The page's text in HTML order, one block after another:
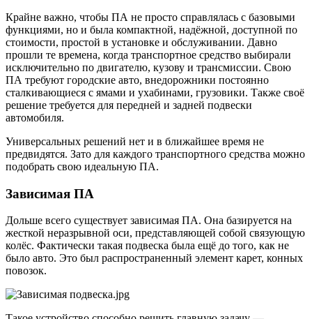
Крайне важно, чтобы ПА не просто справлялась с базовыми
функциями, но и была компактной, надёжной, доступной по
стоимости, простой в установке и обслуживании. Давно
прошли те времена, когда транспортное средство выбирали
исключительно по двигателю, кузову и трансмиссии. Свою
ПА требуют городские авто, внедорожники постоянно
сталкивающиеся с ямами и ухабинами, грузовики. Также своё
решение требуется для передней и задней подвески
автомобиля.
Универсальных решений нет и в ближайшее время не
предвидятся. Зато для каждого транспортного средства можно
подобрать свою идеальную ПА.
Зависимая ПА
Дольше всего существует зависимая ПА. Она базируется на
жесткой неразрывной оси, представляющей собой связующую
колёс. Фактически такая подвеска была ещё до того, как не
было авто. Это был распространенный элемент карет, конных
повозок.